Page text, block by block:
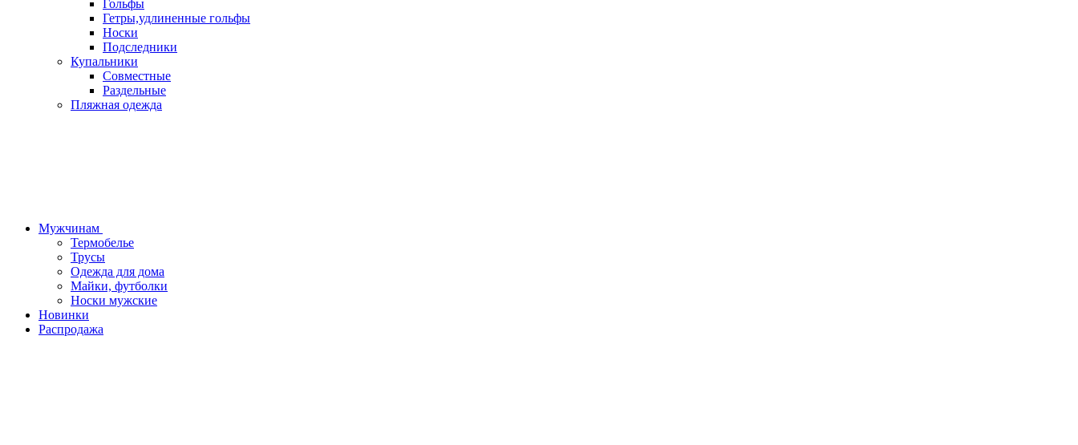
Гольфы
Гетры,удлиненные гольфы
Носки
Подследники
Купальники
Совместные
Раздельные
Пляжная одежда
Мужчинам
Термобелье
Трусы
Одежда для дома
Майки, футболки
Носки мужские
Новинки
Распродажа